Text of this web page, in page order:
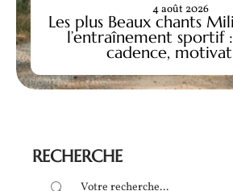
Les plus Beaux chants
l’entraînement sportif
cadence,
4 août 2026
RECHERCHE